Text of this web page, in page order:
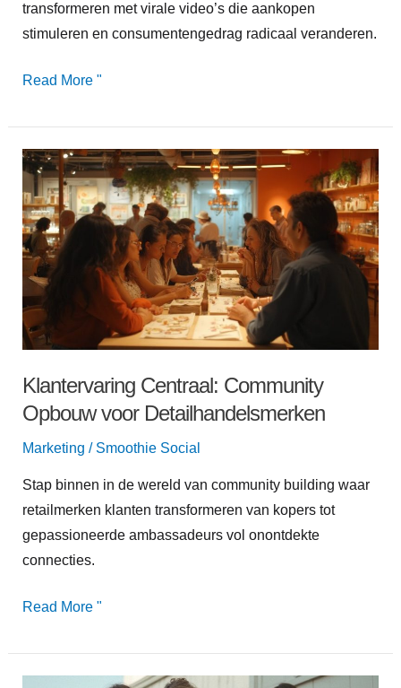
transformeren met virale video’s die aankopen
stimuleren en consumentengedrag radicaal veranderen.
Read More "
Klantervaring Centraal: Community
Opbouw voor Detailhandelsmerken
Marketing / Smoothie Social
Stap binnen in de wereld van community building waar
retailmerken klanten transformeren van kopers tot
gepassioneerde ambassadeurs vol onontdekte
connecties.
Klantervaring
Centraal:
Community
Opbouw
voor
Detailhandelsmerken
Read More "